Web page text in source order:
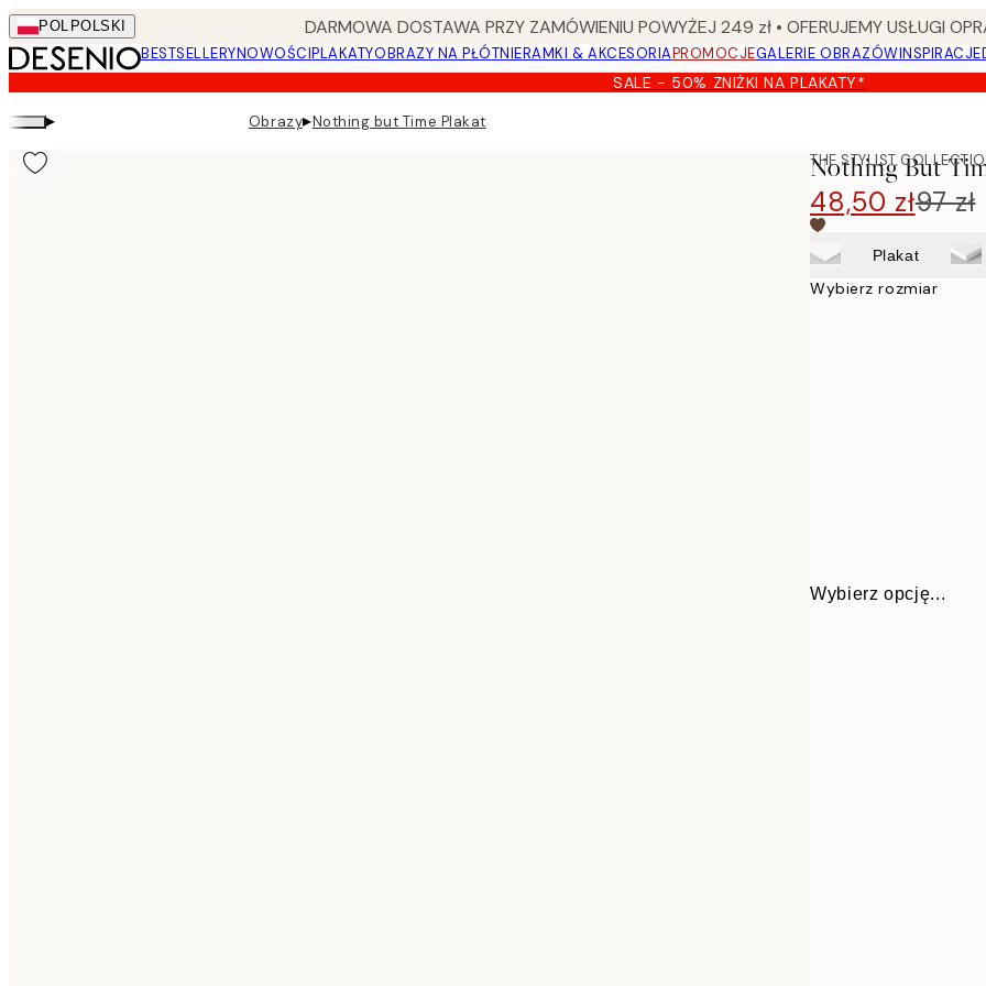
Skip
to
main
content.
POL POLSKI DARMOWA DOSTAWA PRZY ZAMÓWIENIU POWYŻEJ 249 zł • OFERUJEMY USŁUGI
BESTSELLERYNOWOŚCIPLAKATYOBRAZY NA PŁÓTNIERAMKI & AKCESORIAPROMOCJEGALERIE OBRAZÓWINSPIRACJE
SALE - 50% ZNIŻKI NA PLAKATY*
▸ Obrazy▸Nothing but Time Plakat
THE STYLIST
Nothing But
48,50 zł97 zł
Plakat
Wybierz rozmiar
Wybierz opcję...